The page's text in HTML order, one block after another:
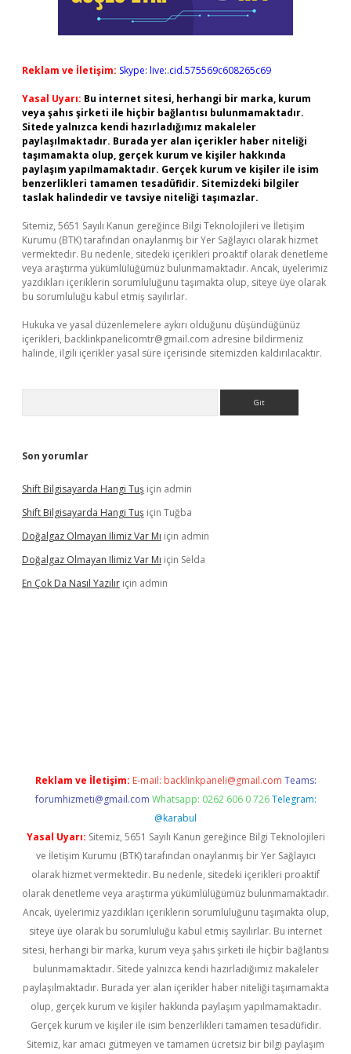
Reklam ve İletişim: Skype: live:.cid.575569c608265c69
Yasal Uyarı: Bu internet sitesi, herhangi bir marka, kurum
veya şahıs şirketi ile hiçbir bağlantısı bulunmamaktadır.
Sitede yalnızca kendi hazırladığımız makaleler
paylaşılmaktadır. Burada yer alan içerikler haber niteliği
taşımamakta olup, gerçek kurum ve kişiler hakkında
paylaşım yapılmamaktadır. Gerçek kurum ve kişiler ile isim
benzerlikleri tamamen tesadüfidir. Sitemizdeki bilgiler
taslak halindedir ve tavsiye niteliği taşımazlar.
Sitemiz, 5651 Sayılı Kanun gereğince Bilgi Teknolojileri ve İletişim
Kurumu (BTK) tarafından onaylanmış bir Yer Sağlayıcı olarak hizmet
vermektedir. Bu nedenle, sitedeki içerikleri proaktif olarak denetleme
veya araştırma yükümlülüğümüz bulunmamaktadır. Ancak, üyelerimiz
yazdıkları içeriklerin sorumluluğunu taşımakta olup, siteye üye olarak
bu sorumluluğu kabul etmiş sayılırlar.
Hukuka ve yasal düzenlemelere aykırı olduğunu düşündüğünüz
içerikleri, backlinkpanelicomtr@gmail.com adresine bildirmeniz
halinde, ilgili içerikler yasal süre içerisinde sitemizden kaldırılacaktır.
Son yorumlar
Shift Bilgisayarda Hangi Tuş için admin
Shift Bilgisayarda Hangi Tuş için Tuğba
Doğalgaz Olmayan Ilimiz Var Mı için admin
Doğalgaz Olmayan Ilimiz Var Mı için Selda
En Çok Da Nasıl Yazılır için admin
Reklam ve İletişim: E-mail: backlinkpaneli@gmail.com Teams:
forumhizmeti@gmail.com Whatsapp: 0262 606 0 726 Telegram:
@karabul
Yasal Uyarı: Sitemiz, 5651 Sayılı Kanun gereğince Bilgi Teknolojileri
ve İletişim Kurumu (BTK) tarafından onaylanmış bir Yer Sağlayıcı
olarak hizmet vermektedir. Bu nedenle, sitedeki içerikleri proaktif
olarak denetleme veya araştırma yükümlülüğümüz bulunmamaktadır.
Ancak, üyelerimiz yazdıkları içeriklerin sorumluluğunu taşımakta olup,
siteye üye olarak bu sorumluluğu kabul etmiş sayılırlar. Bu internet
sitesi, herhangi bir marka, kurum veya şahıs şirketi ile hiçbir bağlantısı
bulunmamaktadır. Sitede yalnızca kendi hazırladığımız makaleler
paylaşılmaktadır. Burada yer alan içerikler haber niteliği taşımamakta
olup, gerçek kurum ve kişiler hakkında paylaşım yapılmamaktadır.
Gerçek kurum ve kişiler ile isim benzerlikleri tamamen tesadüfidir.
Sitemiz, kar amacı gütmeyen ve tamamen ücretsiz bir bilgi paylaşım